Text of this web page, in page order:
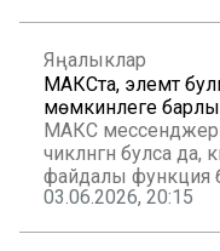
Яңалыклар
МАКСта, элемтә
мөмкинлеге
МАКС
чикләнгән булса да,
файдалы функция
03.06.2026, 20:15